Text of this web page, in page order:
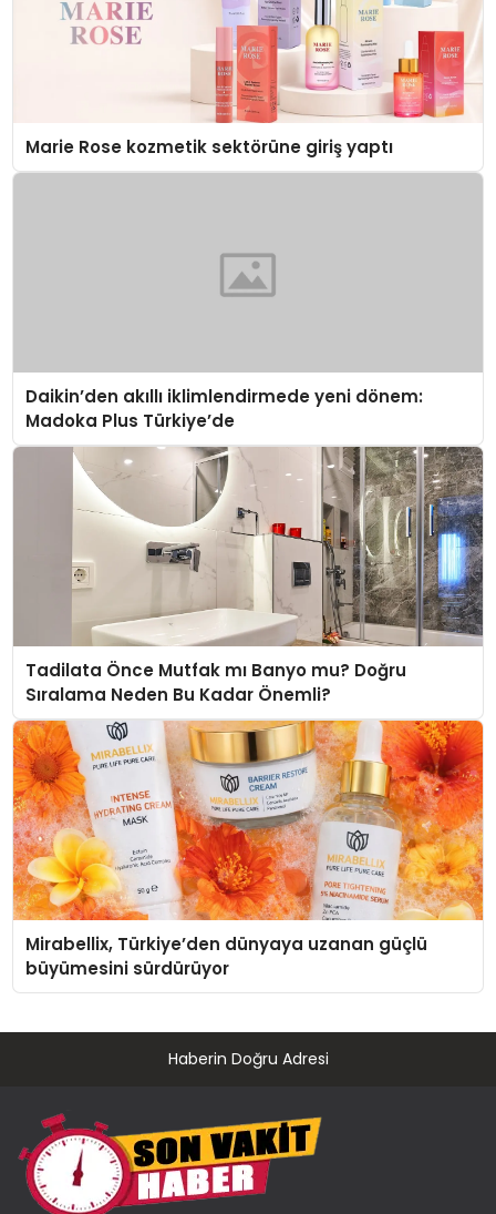
Marie Rose kozmetik sektörüne giriş yaptı
Daikin’den akıllı iklimlendirmede yeni dönem:
Madoka Plus Türkiye’de
Tadilata Önce Mutfak mı Banyo mu? Doğru
Sıralama Neden Bu Kadar Önemli?
Mirabellix, Türkiye’den dünyaya uzanan güçlü
büyümesini sürdürüyor
Haberin Doğru Adresi